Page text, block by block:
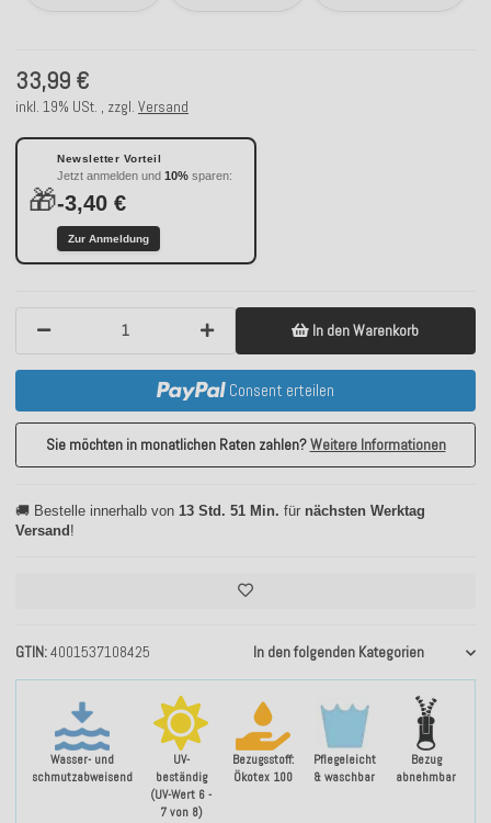
Wasser- und
schmutzabweisend
UV-
beständig
(UV-Wert 6 -
7 von 8)
Bezugsstoff:
Ökotex 100
Pflegeleicht
& waschbar
Bezug
abnehmbar
GTIN 4001537108425 In den folgenden Kategorien
33,99 €
inkl. 19% USt. , zzgl. Versand
🎁
Newsletter Vorteil
Jetzt anmelden und 10% sparen:
-3,40 €
Zur Anmeldung
In den Warenkorb
Consent erteilen
Sie möchten in monatlichen Raten zahlen?Weitere Informationen
🚚 Bestelle innerhalb von 13 Std. 51 Min. für nächsten Werktag
Versand!